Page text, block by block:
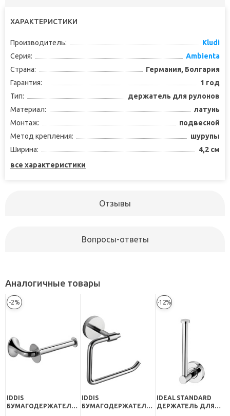
ХАРАКТЕРИСТИКИ
Производитель:
Kludi
Серия:
Ambienta
Страна:
Германия, Болгария
Гарантия:
1 год
Тип:
держатель для рулонов
Материал:
латунь
Монтаж:
подвесной
Метод крепления:
шурупы
Ширина:
4,2 см
все характеристики
Отзывы
Вопросы-ответы
Аналогичные товары
-2%
IDDIS
БУМАГОДЕРЖАТЕЛЬ
IDDIS
БУМАГОДЕРЖАТЕЛЬ
-12%
IDEAL STANDARD
ДЕРЖАТЕЛЬ ДЛЯ